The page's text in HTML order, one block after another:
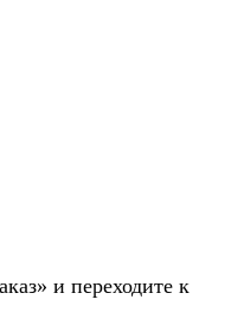
и переходите к